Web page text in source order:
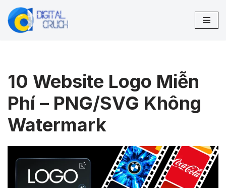
Chuyển
10 Website Logo Miễn
Phí – PNG/SVG Không
Watermark